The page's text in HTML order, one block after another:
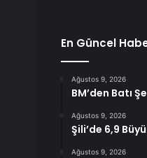
En Güncel
Ağustos 9, 2026
BM’den Batı
Ağustos 9, 2026
Şili’de 6,9
Ağustos 9, 2026